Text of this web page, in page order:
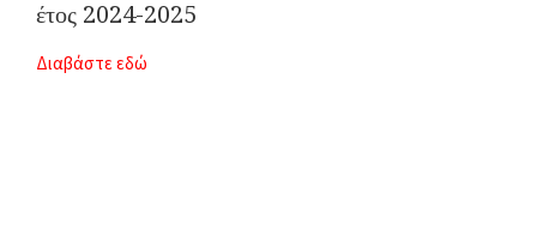
έτος 2024-2025
Διαβάστε εδώ